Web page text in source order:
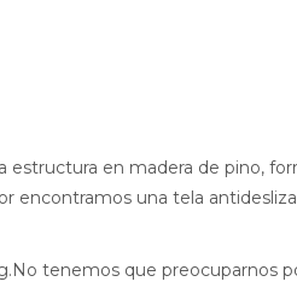
estructura en madera de pino,
encontramos una tela
tenemos que preocuparnos